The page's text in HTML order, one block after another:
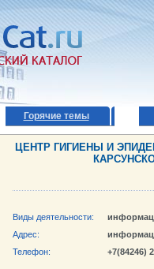
Горячие темы
ЦЕНТР ГИГИЕНЫ И
Виды деятельности:
Адрес:
Телефон:
+7(84246)